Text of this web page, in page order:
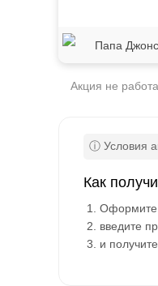
Папа Джонс
Акция не
Как
Оформите
введите
и